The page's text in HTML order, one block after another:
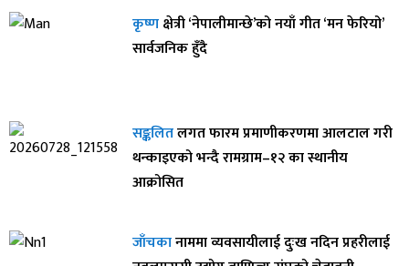
कृष्णक्षेत्री ‘नेपालीमान्छे’को नयाँ गीत ‘मन फेरियो’
सार्वजनिक हुँदै
सङ्कलितलगत फारम प्रमाणीकरणमा आलटाल गरी
थन्काइएको भन्दै रामग्राम–१२ का स्थानीय
आक्रोसित
जाँचकानाममा व्यवसायीलाई दुःख नदिन प्रहरीलाई